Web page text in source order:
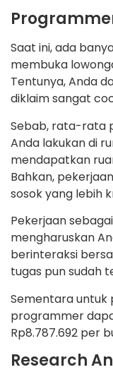
Saat ini, ada
membuka
Tentunya, Anda
diklaim sangat
Sebab, rata-rata
Anda lakukan di
mendapatkan
Bahkan,
sosok yang lebih
Pekerjaan sebagai
mengharuskan
berinteraksi
tugas pun sudah
Sementara untuk
programmer
Rp8.787.692 per
Research